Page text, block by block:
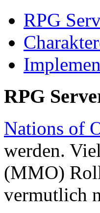
RPG
RPG
Nations of
werden.
(MMO)
vermutlich